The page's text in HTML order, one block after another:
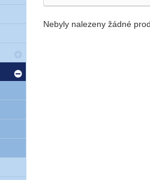
Nebyly nalezeny žádné